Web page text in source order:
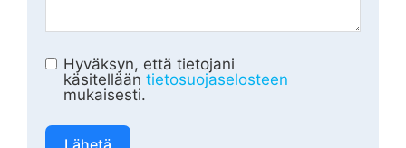
Hyväksyn, että tietojani
käsitellään tietosuojaselosteen
mukaisesti.
Lähetä